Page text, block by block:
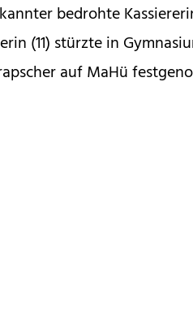
bedrohte
(11) stürzte in
auf MaHü